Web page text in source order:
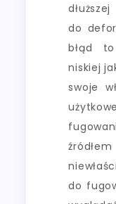
do
błąd
niskiej
swoje
do